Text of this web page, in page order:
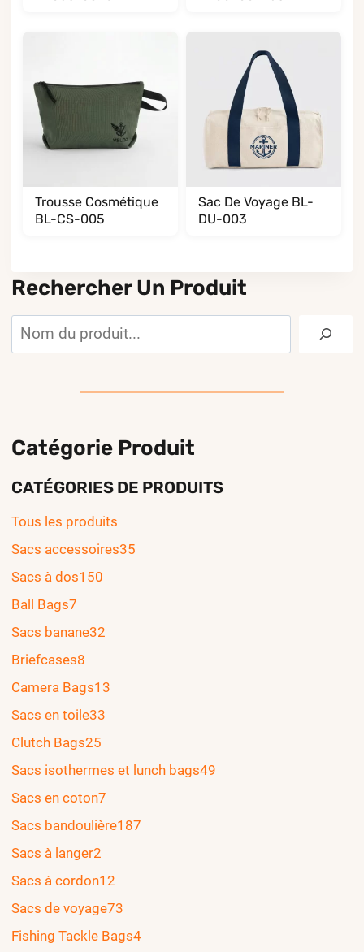
Trousse Cosmétique
BL-CS-005
Sac De Voyage BL-
DU-003
Rechercher Un Produit
Rechercher
Catégorie Produit
CATÉGORIES DE PRODUITS
Tous les produits
Sacs accessoires35
Sacs à dos150
Ball Bags7
Sacs banane32
Briefcases8
Camera Bags13
Sacs en toile33
Clutch Bags25
Sacs isothermes et lunch bags49
Sacs en coton7
Sacs bandoulière187
Sacs à langer2
Sacs à cordon12
Sacs de voyage73
Fishing Tackle Bags4